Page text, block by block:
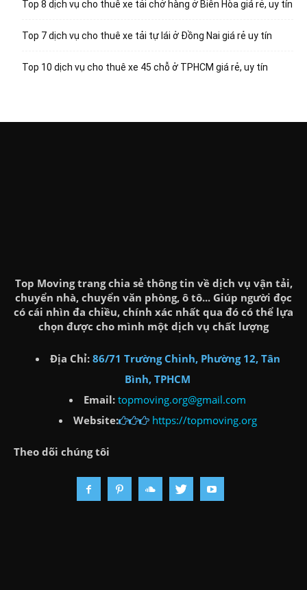
Top 8 dịch vụ cho thuê xe tải chở hàng ở Biên Hòa giá rẻ, uy tín
Top 7 dịch vụ cho thuê xe tải tự lái ở Đồng Nai giá rẻ uy tín
Top 10 dịch vụ cho thuê xe 45 chỗ ở TPHCM giá rẻ, uy tín
Top Moving trang chia sẻ thông tin về dịch vụ vận tải,
chuyển nhà, chuyển văn phòng, ô tô... Giúp người đọc
có cái nhìn đa chiều, chính xác nhất qua đó có thể lựa
chọn được cho mình một dịch vụ chất lượng
Địa Chỉ: 86/71 Trường Chinh, Phường 12, Tân
Bình, TPHCM
Email: topmoving.org@gmail.com
Website:
https://topmoving.org
Theo dõi chúng tôi